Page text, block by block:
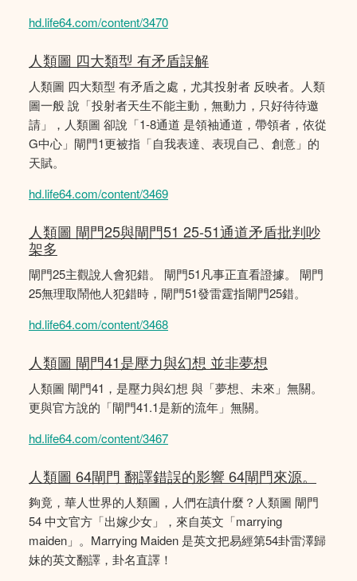
hd.life64.com/content/3470
人類圖 四大類型 有矛盾誤解
人類圖 四大類型 有矛盾之處，尤其投射者 反映者。人類
圖一般 說「投射者天生不能主動，無動力，只好待待邀
請」，人類圖 卻說「1-8通道 是領袖通道，帶領者，依從
G中心」閘門1更被指「自我表達、表現自己、創意」的
天賦。
hd.life64.com/content/3469
人類圖 閘門25與閘門51 25-51通道矛盾批判吵
架多
閘門25主觀說人會犯錯。 閘門51凡事正直看證據。 閘門
25無理取鬧他人犯錯時，閘門51發雷霆指閘門25錯。
hd.life64.com/content/3468
人類圖 閘門41是壓力與幻想 並非夢想
人類圖 閘門41，是壓力與幻想 與「夢想、未來」無關。
更與官方說的「閘門41.1是新的流年」無關。
hd.life64.com/content/3467
人類圖 64閘門 翻譯錯誤的影響 64閘門來源。
夠竟，華人世界的人類圖，人們在讀什麼？人類圖 閘門
54 中文官方「出嫁少女」，來自英文「marrying
maiden」。Marrying Maiden 是英文把易經第54卦雷澤歸
妹的英文翻譯，卦名直譯！